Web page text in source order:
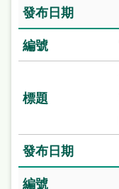
網
站
全
策
政